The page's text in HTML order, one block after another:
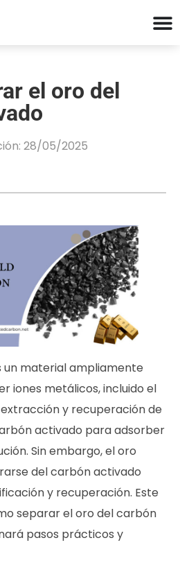
el oro del
28/05/2025
un material ampliamente
iones metálicos, incluido el
y recuperación de
activado para adsorber
Sin embargo, el oro
del carbón activado
y recuperación. Este
separar el oro del carbón
pasos prácticos y